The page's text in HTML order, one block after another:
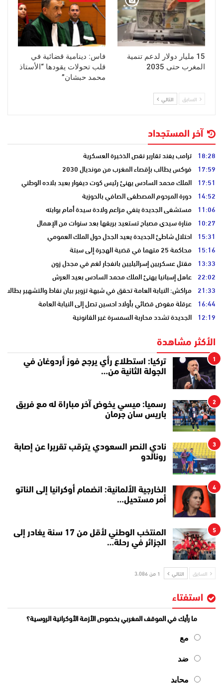
15 مليار دولار لدعم تنمية
المغرب حتى 2035
فاس: دينامية قضائية في
قلب تحولات يقودها “الأستاذ
محمد حبشان”
السابق التالي
آخر المستجداد
18:28 ترامب يفند تقارير نقص الذخيرة العسكرية
17:59 فوكس يطالب بإقصاء المغرب من مونديال 2030
17:51 الملك محمد السادس يهنئ رئيس كوت ديفوار بعيد بلاده الوطني
14:52 دورة المرحوم المصطفى الصافي بالحوزية
11:06 مستشفى الجديدة ينفي مزاعم ولادة سيدة أمام بوابته
10:27 منارة سيدي مصباح تستعيد بريقها بعد سنوات من الإهمال
15:31 احتلال شاطئ الجديدة يعيد الجدل حول الملك العمومي
15:16 محاكمة 25 متهما في قضية الهجرة إلى سبتة
13:33 مقتل عسكريين إسرائيليين بانفجار لغم في مجدل زون
22:02 عاهل إسبانيا يهنئ الملك محمد السادس بعيد العرش
21:33 مراكش: النيابة العامة تحقق في شبهة تزوير بيان نقاط والتشهير بطالب
16:44 عرقلة مفوض قضائي بأولاد احسين تصل إلى النيابة العامة
12:19 الجديدة تشدد محاربة السمسرة غير القانونية
الأكثر مشاهدة
1
تركيا: استطلاع رأي يرجح فوز أردوغان في
الجولة الثانية من…
2
رسميا: ميسي يخوض آخر مباراة له مع فريق
باريس سان جرمان
3
نادي النصر السعودي يترقب تقريرا عن إصابة
رونالدو
4
الخارجية الألمانية: انضمام أوكرانيا إلى الناتو
أمر مستحيل…
5
المنتخب الوطني لأقل من 17 سنة يغادر إلى
الجزائر في رحلة…
السابق التالي 1 من 3٬086
استفتاء
ما رأيك في الموقف المغربي بخصوص الأزمة الأوكرانية الروسية؟
مع
ضد
محايد